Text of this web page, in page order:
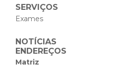
SERVIÇOS
Exames
NOTÍCIAS
ENDEREÇOS
Matriz